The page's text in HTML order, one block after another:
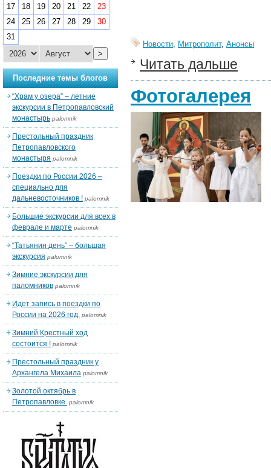
Новости, Митрополит, Анонсы
Читать дальше
Фотогалерея
17
18 19 20 21 22
23
24
25 26 27 28 29
30
31
>
Последние темы блогов
“Храм у озера” – летние
экскурсии в Петропавловский
монастырь palomnik
Престольный праздник
Петропавловского
монастыря palomnik
Поездки по России 2026 –
специально для
дальневосточников ! palomnik
Большие экскурсии для всех в
феврале и марте palomnik
“Татьянин день” – большая
экскурсия palomnik
Зимние экскурсии для
паломников palomnik
Идет запись в поездки по
России на 2026 год. palomnik
Зимний Крестный ход
состоится ! palomnik
Престольный праздник у
Архангела Михаила palomnik
Золотой октябрь в
Петропавловке. palomnik